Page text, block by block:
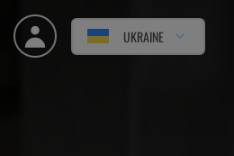
UKRAINE